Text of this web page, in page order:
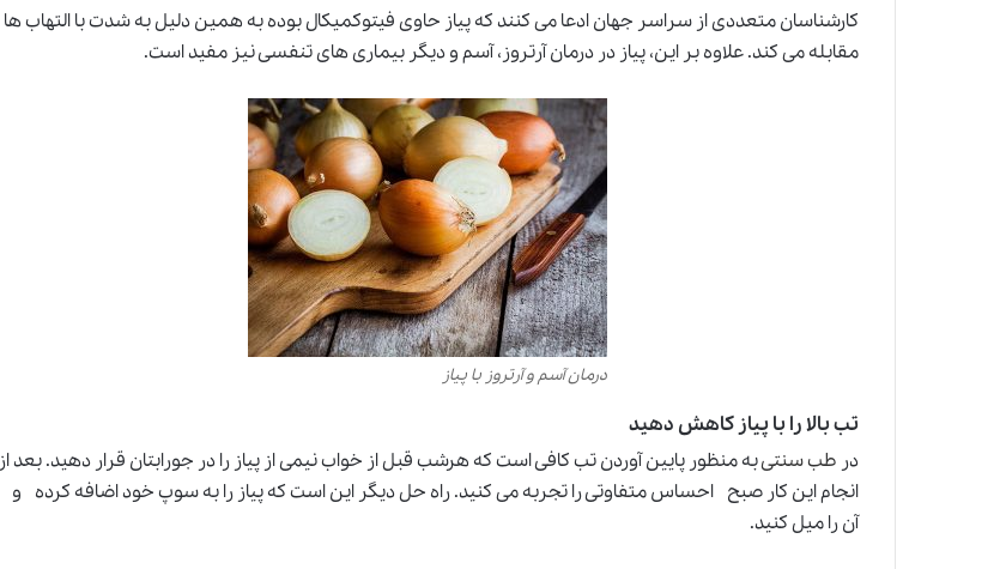
کارشناسان متعددی از سراسر جهان ادعا می کنند که پیاز حاوی فیتوکمیکال بوده به همین دلیل به شدت با التهاب ها
مقابله می کند. علاوه بر این، پیاز در درمان آرتروز، آسم و دیگر بیماری های تنفسی نیز مفید است.
درمان آسم و آرتروز با پیاز
تب بالا را با پیاز کاهش دهید
در طب سنتیبه منظور پایین آوردن تب کافی است که هرشب قبل از خواب نیمی از پیاز را در جورابتان قرار دهید. بعد از
انجام این کار صبح احساس متفاوتی را تجربه می کنید. راه حل دیگر این است که پیاز را به سوپ خود اضافه کرده و
آن را میل کنید.